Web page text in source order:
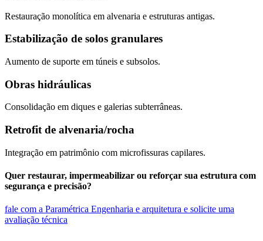
Restauração monolítica em alvenaria e estruturas antigas.
Estabilização de solos granulares
Aumento de suporte em túneis e subsolos.
Obras hidráulicas
Consolidação em diques e galerias subterrâneas.
Retrofit de alvenaria/rocha
Integração em patrimônio com microfissuras capilares.
Quer restaurar, impermeabilizar ou reforçar sua estrutura com
segurança e precisão?
fale com a Paramétrica Engenharia e arquitetura e solicite uma
avaliação técnica